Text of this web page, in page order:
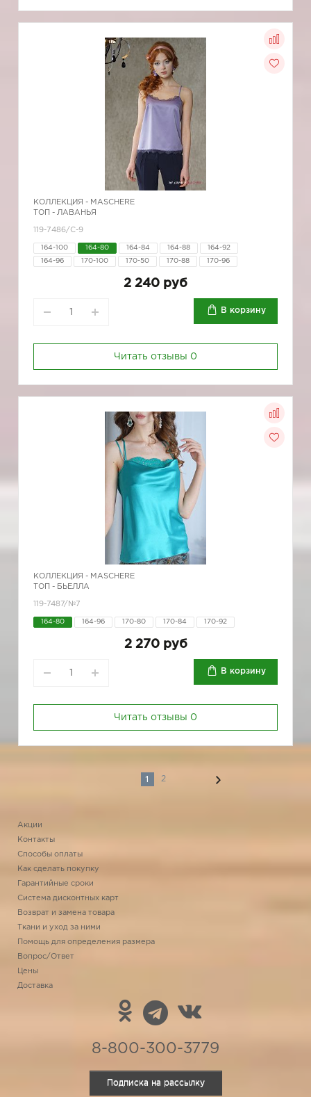
КОЛЛЕКЦИЯ - MASCHERE
ТОП - ЛАВАНЬЯ
119-7486/С-9
164-100 164-80 164-84 164-88 164-92
164-96 170-100 170-50 170-88 170-96
2 240 руб
В корзину
Читать отзывы 0
КОЛЛЕКЦИЯ - MASCHERE
ТОП - БЬЕЛЛА
119-7487/№7
164-80 164-96 170-80 170-84 170-92
2 270 руб
В корзину
Читать отзывы 0
1 2
Акции
Контакты
Способы оплаты
Как сделать покупку
Гарантийные сроки
Система дисконтных карт
Возврат и замена товара
Ткани и уход за ними
Помощь для определения размера
Вопрос/Ответ
Цены
Доставка
8-800-300-3779
Подписка на рассылку